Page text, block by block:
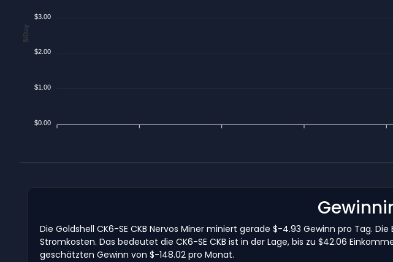
$3.00
$2.00
$1.00
$0.00
$/Day
Die Goldshell CK6-SE CKB Nervos Miner miniert gerade $-4.93 Gewinn pro Tag.
Stromkosten. Das bedeutet die CK6-SE CKB ist in der Lage, bis zu $42.06
geschätzten Gewinn von $-148.02 pro Monat.